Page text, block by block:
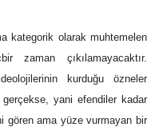
kategorik olarak muhtemelen
zaman çıkılamayacaktır.
kurduğu özneler
yani efendiler kadar
gören ama yüze vurmayan bir